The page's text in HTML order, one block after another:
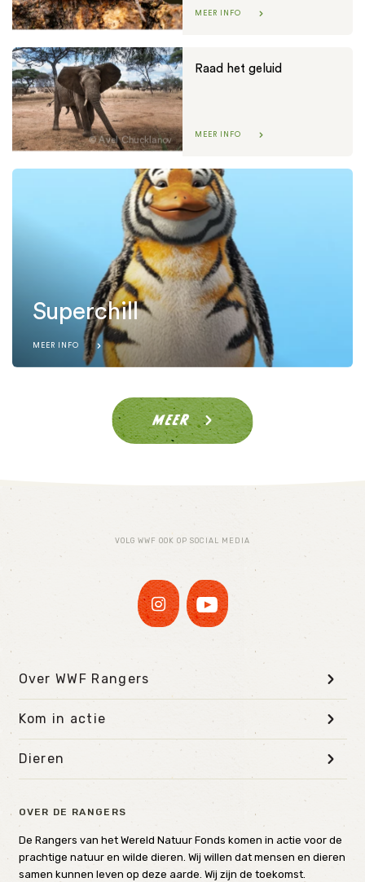
MEER INFO
Avel Chucklanov
Raad het geluid
MEER INFO
Superchill
MEER INFO
MEER
VOLG WWF OOK OP SOCIAL MEDIA
OVER DE RANGERS
De Rangers van het Wereld Natuur Fonds komen in actie voor de
prachtige natuur en wilde dieren. Wij willen dat mensen en dieren
samen kunnen leven op deze aarde. Wij zijn de toekomst.
Over WWF Rangers
Kom in actie
Dieren